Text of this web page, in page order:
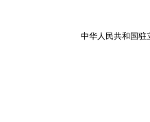
中华人民共和国驻